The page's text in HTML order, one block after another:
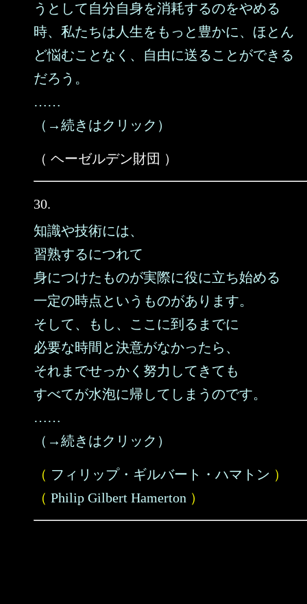
うとして自分自身を消耗するのをやめる
時、私たちは人生をもっと豊かに、ほとん
ど悩むことなく、自由に送ることができる
だろう。
……
（→続きはクリック）
（ ヘーゼルデン財団 ）
30.
知識や技術には、
習熟するにつれて
身につけたものが実際に役に立ち始める
一定の時点というものがあります。
そして、もし、ここに到るまでに
必要な時間と決意がなかったら、
それまでせっかく努力してきても
すべてが水泡に帰してしまうのです。
……
（→続きはクリック）
（ フィリップ・ギルバート・ハマトン ）
（ Philip Gilbert Hamerton ）